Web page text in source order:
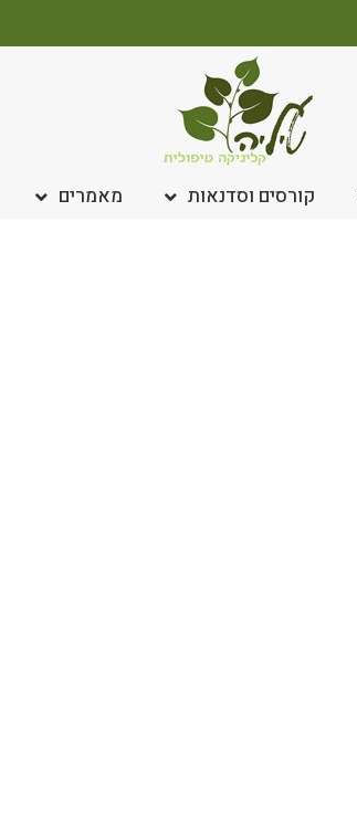
קורסים וסדנאות מאמרים